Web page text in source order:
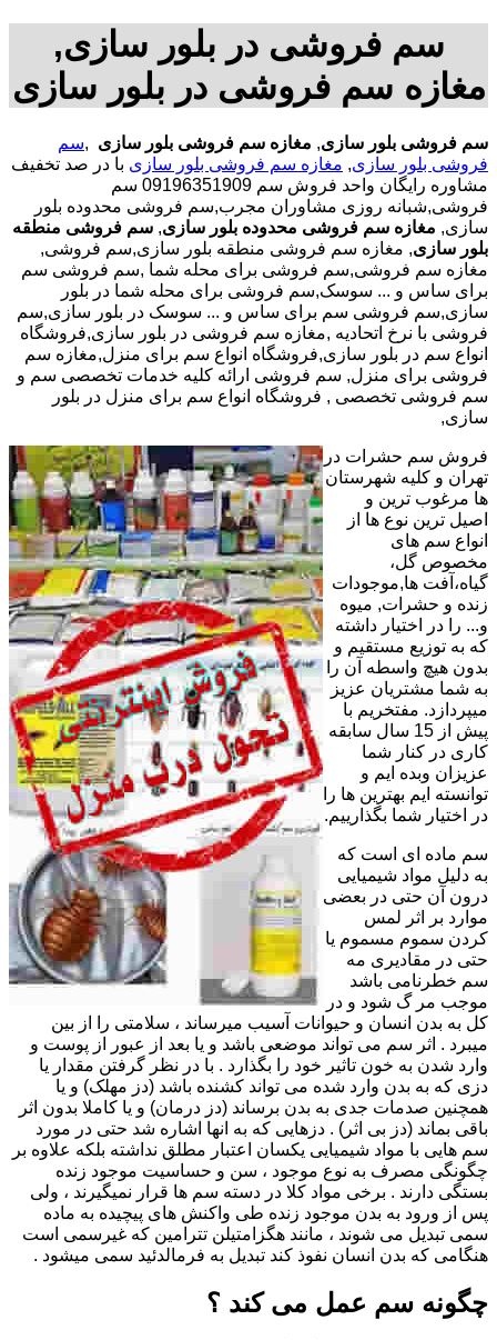
سم فروشی در بلور سازی,
مغازه سم فروشی در بلور سازی
سم فروشی بلور سازی, مغازه سم فروشی بلور سازی ,سم
فروشی بلور سازی, مغازه سم فروشی بلور سازی با در صد تخفیف
مشاوره رایگان واحد فروش سم 09196351909 سم
فروشی,شبانه روزی مشاوران مجرب,سم فروشی محدوده بلور
سازی, مغازه سم فروشی محدوده بلور سازی, سم فروشی منطقه
بلور سازی, مغازه سم فروشی منطقه بلور سازی,سم فروشی,
مغازه سم فروشی,سم فروشی برای محله شما ,سم فروشی سم
برای ساس و ... سوسک,سم فروشی برای محله شما در بلور
سازی,سم فروشی سم برای ساس و ... سوسک در بلور سازی,سم
فروشی با نرخ اتحادیه ,مغازه سم فروشی در بلور سازی,فروشگاه
انواع سم در بلور سازی,فروشگاه انواع سم برای منزل,مغازه سم
فروشی برای منزل, سم فروشی ارائه کلیه خدمات تخصصی سم و
سم فروشی تخصصی , فروشگاه انواع سم برای منزل در بلور
سازی,
فروش سم حشرات در
تهران و کلیه شهرستان
ها مرغوب ترین و
اصیل ترین نوع ها از
انواع سم های
مخصوص گل،
گیاه،آفت ها,موجودات
زنده و حشرات, میوه
و... را در اختیار داشته
که به توزیع مستقیم و
بدون هیچ واسطه آن را
به شما مشتریان عزیز
میپردازد. مفتخریم با
پیش از 15 سال سابقه
کاری در کنار شما
عزیزان وبده ایم و
توانسته ایم بهترین ها را
در اختیار شما بگذارییم.
سم ماده ای است که
به دلیل مواد شیمیایی
درون آن حتی در بعضی
موارد بر اثر لمس
کردن سموم مسموم یا
حتی در مقادیری مه
سم خطرنامی باشد
موجب مر گ شود و در
کل به بدن انسان و حیوانات آسیب میرساند ، سلامتی را از بین
میبرد . اثر سم می تواند موضعی باشد و یا بعد از عبور از پوست و
وارد شدن به خون تاثیر خود را بگذارد . با در نظر گرفتن مقدار یا
دزی که به بدن وارد شده می تواند کشنده باشد (دز مهلک) و یا
همچنین صدمات جدی به بدن برساند (دز درمان) و یا کاملا بدون اثر
باقی بماند (دز بی اثر) . دزهایی که به انها اشاره شد حتی در مورد
سم هایی با مواد شیمیایی یکسان اعتبار مطلق نداشته بلکه علاوه بر
چگونگی مصرف به نوع موجود ، سن و حساسیت موجود زنده
بستگی دارند . برخی مواد کلا در دسته سم ها قرار نمیگیرند ، ولی
پس از ورود به بدن موجود زنده طی واکنش های پیچیده به ماده
سمی تبدیل می شوند ، مانند هگزامتیلن تترامین که غیرسمی است
هنگامی که بدن انسان نفوذ کند تبدیل به فرمالدئید سمی میشود .
چگونه سم عمل می کند ؟